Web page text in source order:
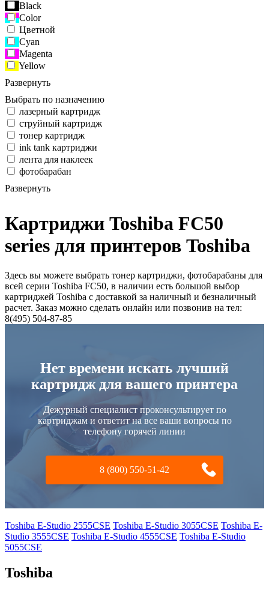
Black
Color
Цветной
Cyan
Magenta
Yellow
Развернуть
Выбрать по назначению
лазерный картридж
струйный картридж
тонер картридж
ink tank картриджи
лента для наклеек
фотобарабан
Развернуть
Картриджи Toshiba FC50
series для принтеров Toshiba
Здесь вы можете выбрать тонер картриджи, фотобарабаны для
всей серии Toshiba FC50, в наличии есть большой выбор
картриджей Toshiba с доставкой за наличный и безналичный
расчет. Заказ можно сделать онлайн или позвонив на тел:
8(495) 504-87-85
Нет времени искать лучший
картридж для вашего принтера
Дежурный специалист проконсультирует по
картриджам и ответит на все ваши вопросы по
телефону горячей линии
8 (800) 550-51-42
Toshiba E-Studio 2555CSE Toshiba E-Studio 3055CSE Toshiba E-
Studio 3555CSE Toshiba E-Studio 4555CSE Toshiba E-Studio
5055CSE
Toshiba